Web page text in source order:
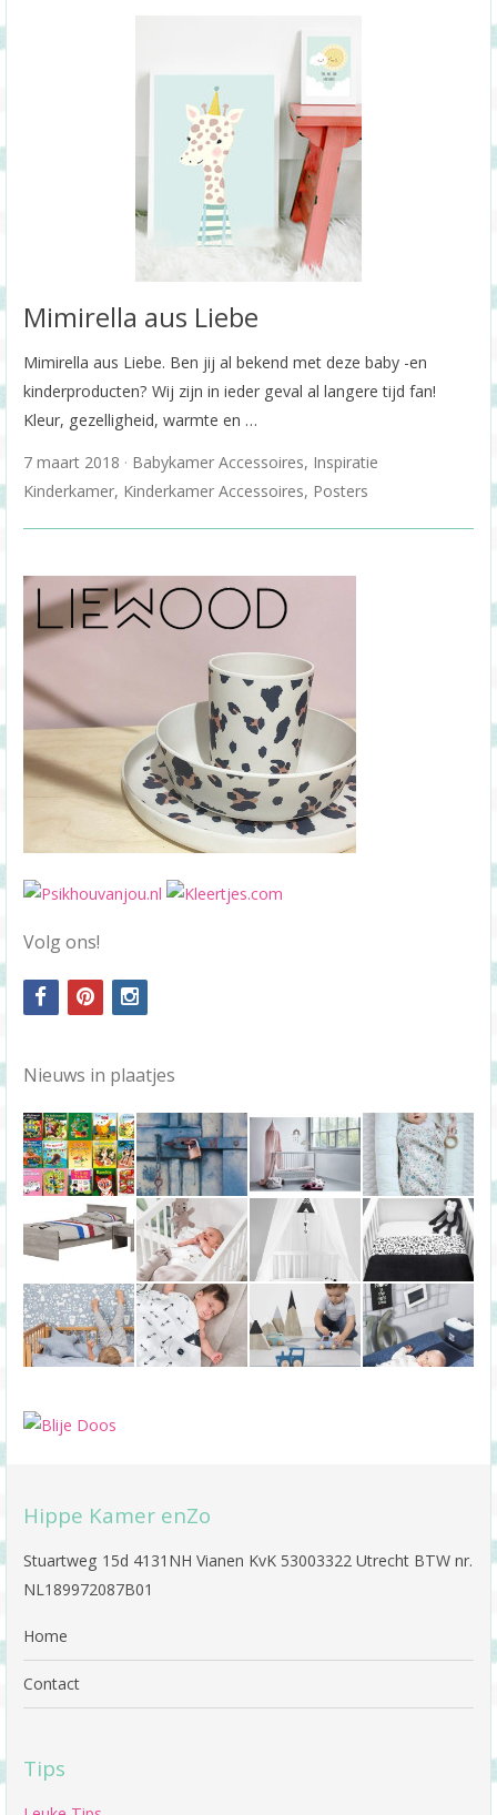
Mimirella aus Liebe
Mimirella aus Liebe. Ben jij al bekend met deze baby -en
kinderproducten? Wij zijn in ieder geval al langere tijd fan!
Kleur, gezelligheid, warmte en …
7 maart 2018
Babykamer Accessoires, Inspiratie
Kinderkamer, Kinderkamer Accessoires, Posters
Volg ons!
facebookpinterestinstagram
Nieuws in plaatjes
Hippe Kamer enZo
Stuartweg 15d 4131NH Vianen KvK 53003322 Utrecht BTW nr.
NL189972087B01
Home
Contact
Tips